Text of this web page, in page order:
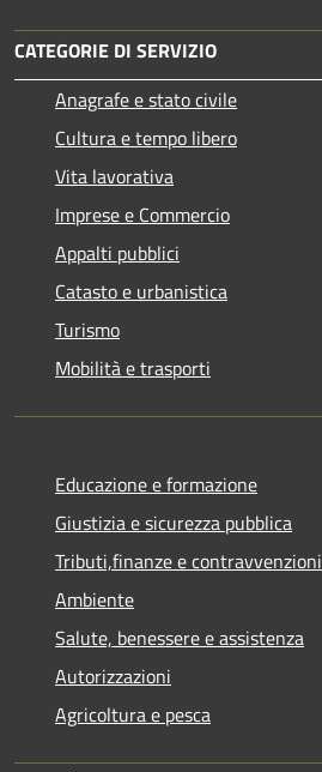
CATEGORIE DI SERVIZIO
Anagrafe e stato civile
Cultura e tempo libero
Vita lavorativa
Imprese e Commercio
Appalti pubblici
Catasto e urbanistica
Turismo
Mobilità e trasporti
Educazione e formazione
Giustizia e sicurezza pubblica
Tributi,finanze e contravvenzioni
Ambiente
Salute, benessere e assistenza
Autorizzazioni
Agricoltura e pesca